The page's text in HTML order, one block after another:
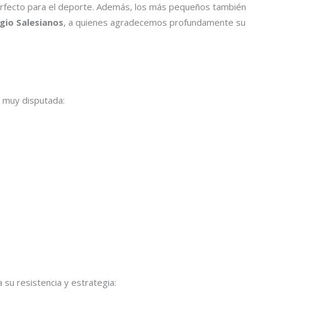
para el deporte. Además, los más pequeños también
Salesianos, a quienes agradecemos profundamente su
disputada:
resistencia y estrategia: